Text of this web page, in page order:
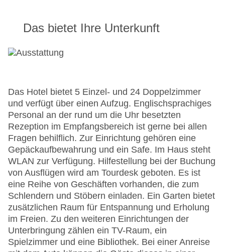
Das bietet Ihre Unterkunft
Das Hotel bietet 5 Einzel- und 24 Doppelzimmer
und verfügt über einen Aufzug. Englischsprachiges
Personal an der rund um die Uhr besetzten
Rezeption im Empfangsbereich ist gerne bei allen
Fragen behilflich. Zur Einrichtung gehören eine
Gepäckaufbewahrung und ein Safe. Im Haus steht
WLAN zur Verfügung. Hilfestellung bei der Buchung
von Ausflügen wird am Tourdesk geboten. Es ist
eine Reihe von Geschäften vorhanden, die zum
Schlendern und Stöbern einladen. Ein Garten bietet
zusätzlichen Raum für Entspannung und Erholung
im Freien. Zu den weiteren Einrichtungen der
Unterbringung zählen ein TV-Raum, ein
Spielzimmer und eine Bibliothek. Bei einer Anreise